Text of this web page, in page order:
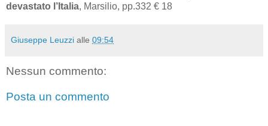
devastato l’Italia, Marsilio, pp.332 € 18
Giuseppe Leuzzi alle 09:54
Nessun commento:
Posta un commento